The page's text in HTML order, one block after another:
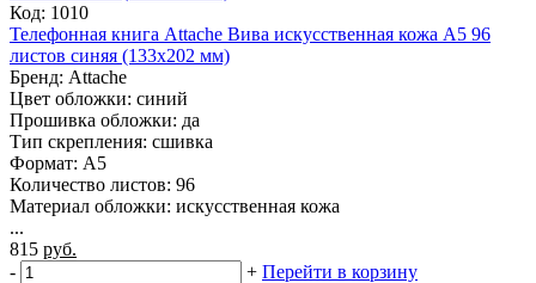
Код: 1010
Телефонная книга Attache Вива искусственная кожа А5 96
листов синяя (133х202 мм)
Бренд: Attache
Цвет обложки: синий
Прошивка обложки: да
Тип скрепления: сшивка
Формат: A5
Количество листов: 96
Материал обложки: искусственная кожа
...
815 руб.
-
+ Перейти в корзину